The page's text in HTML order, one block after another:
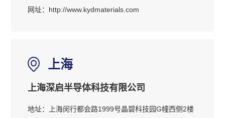
网址： http://www.kydmaterials.com
上海
上海深启半导体科技有限公司
地址：上海闵行都会路1999号晶碧科技园G幢西侧2楼